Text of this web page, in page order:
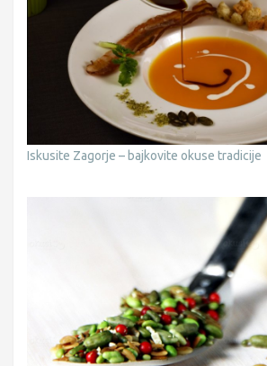
Iskusite Zagorje – bajkovite okuse tradicije